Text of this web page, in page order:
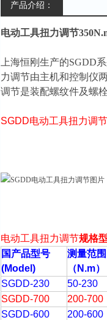
产品介绍：
电动工具扭力调节
上海恒刚生产的SGDD
力调节由主机和控制仪
调节是装配螺纹件及螺
SGDD电动工具扭力调节
电动工具扭力调节规格
国产品型号
(Model)
测量范围
（N.m）
SGDD-230
50-230
SGDD-700
200-700
SGDD-600
200-600